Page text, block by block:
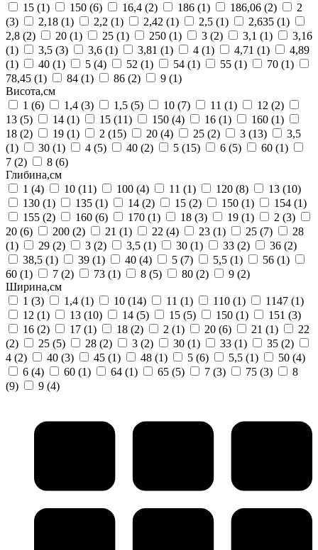
15 (1) 150 (6) 16,4 (2) 186 (1) 186,06 (2)
2
(3)
2,18 (1) 2,2 (1) 2,42 (1) 2,5 (1) 2,635 (1)
2,8 (2) 20 (1) 25 (1) 250 (1) 3 (2) 3,1 (1)
3,16
(1)
3,5 (3) 3,6 (1) 3,81 (1) 4 (1) 4,71 (1)
4,89
(1)
40 (1) 5 (4) 52 (1) 54 (1) 55 (1) 70 (1)
78,45 (1) 84 (1) 86 (2) 9 (1)
Висота,см
1 (6) 1,4 (3) 1,5 (5) 10 (7) 11 (1) 12 (2)
13 (5) 14 (1) 15 (11) 150 (4) 16 (1) 160 (1)
18 (2) 19 (1) 2 (15) 20 (4) 25 (2) 3 (13)
3,5
(1)
30 (1) 4 (5) 40 (2) 5 (15) 6 (5) 60 (1)
7 (2) 8 (6)
Глибина,см
1 (4) 10 (11) 100 (4) 11 (1) 120 (8) 13 (10)
130 (1) 135 (1) 14 (2) 15 (2) 150 (1) 154 (1)
155 (2) 160 (6) 170 (1) 18 (3) 19 (1) 2 (3)
20 (6) 200 (2) 21 (1) 22 (4) 23 (1) 25 (7)
28
(1)
29 (2) 3 (2) 3,5 (1) 30 (1) 33 (2) 36 (2)
38,5 (1) 39 (1) 40 (4) 5 (7) 5,5 (1) 56 (1)
60 (1) 7 (2) 73 (1) 8 (5) 80 (2) 9 (2)
Ширина,см
1 (3) 1,4 (1) 10 (14) 11 (1) 110 (1) 1147 (1)
12 (1) 13 (10) 14 (5) 15 (5) 150 (1) 151 (3)
16 (2) 17 (1) 18 (2) 2 (1) 20 (6) 21 (1)
22
(2)
25 (5) 28 (2) 3 (2) 30 (1) 33 (1) 35 (2)
4 (2) 40 (3) 45 (1) 48 (1) 5 (6) 5,5 (1) 50 (4)
6 (4) 60 (1) 64 (1) 65 (5) 7 (3) 75 (3)
8
(9)
9 (4)